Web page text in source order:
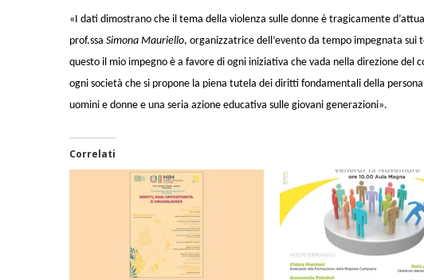
«I dati dimostrano che il tema della violenza sulle donne è tragicamente
prof.ssa Simona Mauriello, organizzatrice dell’evento da tempo impegnata
questo il mio impegno è a favore di ogni iniziativa che vada nella direzione del
ogni società che si propone la piena tutela dei diritti fondamentali della
uomini e donne e una seria azione educativa sulle giovani generazioni».
Correlati